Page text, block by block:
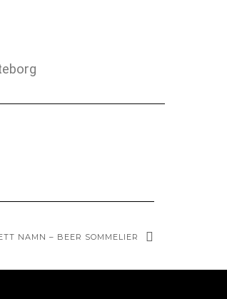
NAMN – BEER SOMMELIER